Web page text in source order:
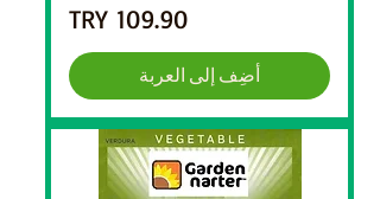
السعر
أضِف إلى العربة